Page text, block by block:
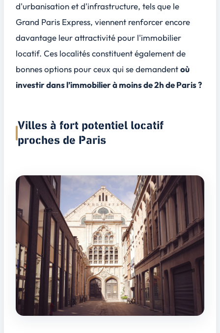
d'urbanisation et d'infrastructure, tels que le
Grand Paris Express, viennent renforcer encore
davantage leur attractivité pour l'immobilier
locatif. Ces localités constituent également de
bonnes options pour ceux qui se demandentoù
investir dans l’immobilier à moins de 2h de Paris ?
Villes à fort potentiel locatif
proches de Paris